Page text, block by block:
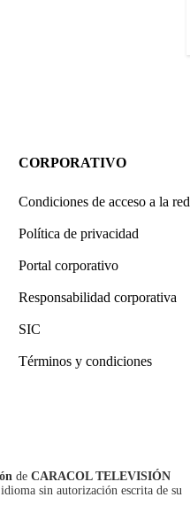
CORPORATIVO
Condiciones de acceso a la red
Política de privacidad
Portal corporativo
Responsabilidad corporativa
SIC
Términos y condiciones
de CARACOL TELEVISIÓN
sin autorización escrita de su